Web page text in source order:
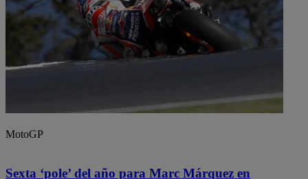
MotoGP
Sexta ‘pole’ del año para Marc Márquez en